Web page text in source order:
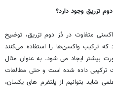
تزریق وجود دارد؟
متفاوت در دُز دوم تزریق، توضیح
که ترکیب واکسن‌ها را استفاده می‌کنند
بیشتر ایجاد می ‌شود. به عنوان مثال
ترکیبی داده شده است و حتی مطالعات
شاید بتوانیم از پلتفرم ‌های یکسان،